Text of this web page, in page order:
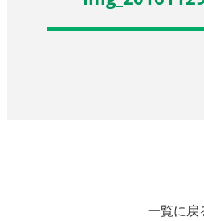
一覧に戻